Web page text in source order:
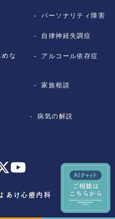
パーソナリティ障害
自律神経失調症
な
アルコール依存症
家族相談
病気の解説
あけ心療内科